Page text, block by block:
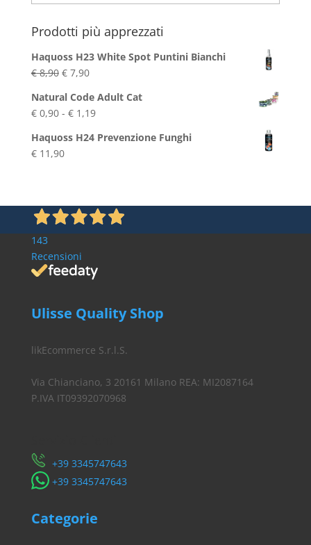
Blog
Prodotti più apprezzati
Haquoss H23 White Spot Puntini Bianchi
€8,90 Il
originale
era:
€ 8,90.
€7,90Il
attuale
è:
€ 7,90.
Natural Code Adult Cat
€0,90 - €1,19Fascia
prezzo:
€ 1,19
Haquoss H24 Prevenzione Funghi
€11,90
143
Recensioni
Ulisse Quality Shop
likEcommerce S.r.l.S.
Via Chianciano, 3 20161 Milano REA: MI2087164
P.IVA IT09392070968
​+39 3345747643
​+39 3345747643
Categorie